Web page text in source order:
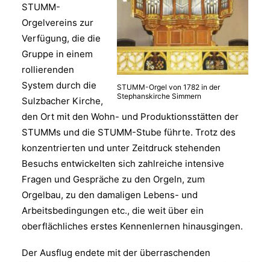
STUMM-Orgel von 1782 in der
Stephanskirche Simmern
STUMM-
Orgelvereins zur
Verfügung, die die
Gruppe in einem
rollierenden
System durch die
Sulzbacher Kirche,
den Ort mit den Wohn- und Produktionsstätten der
STUMMs und die STUMM-Stube führte. Trotz des
konzentrierten und unter Zeitdruck stehenden
Besuchs entwickelten sich zahlreiche intensive
Fragen und Gespräche zu den Orgeln, zum
Orgelbau, zu den damaligen Lebens- und
Arbeitsbedingungen etc., die weit über ein
oberflächliches erstes Kennenlernen hinausgingen.
Der Ausflug endete mit der überraschenden